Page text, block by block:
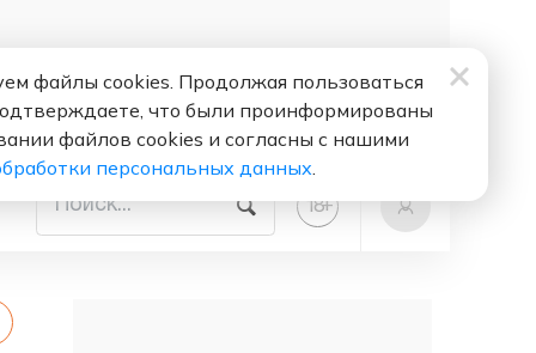
18+
файлы cookies. Продолжая пользоваться
что были проинформированы
файлов cookies и согласны с нашими
персональных данных.